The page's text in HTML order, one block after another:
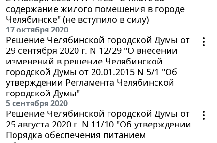
содержание жилого помещения в городе
Челябинске" (не вступило в силу)
17 октября 2020
Решение Челябинской городской Думы от
29 сентября 2020 г. N 12/29 "О внесении
изменений в решение Челябинской
городской Думы от 20.01.2015 N 5/1 "Об
утверждении Регламента Челябинской
городской Думы"
5 сентября 2020
Решение Челябинской городской Думы от
25 августа 2020 г. N 11/10 "Об утверждении
Порядка обеспечения питанием